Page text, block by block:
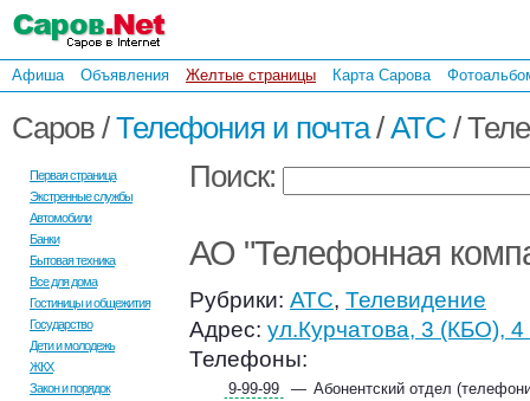
Афиша Объявления Желтые страницы Карта Сарова
Саров /Телефония и почта/АТС /
Первая страница
Экстренные службы
Автомобили
Банки
Бытовая техника
Все для дома
Гостиницы и общежития
Государство
Дети и молодежь
ЖКХ
Закон и порядок
Поиск:
АО "Телефонная
Рубрики: АТС, Телевидение
Адрес: ул.Курчатова, 3 (КБО),
Телефоны:
9-99-99 — Абонентский отдел